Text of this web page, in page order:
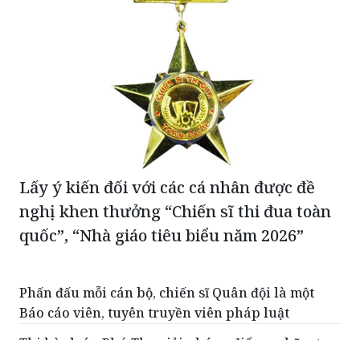
Lấy ý kiến đối với các cá nhân được đề
nghị khen thưởng “Chiến sĩ thi đua toàn
quốc”, “Nhà giáo tiêu biểu năm 2026”
Phấn đấu mỗi cán bộ, chiến sĩ Quân đội là một
Báo cáo viên, tuyên truyền viên pháp luật